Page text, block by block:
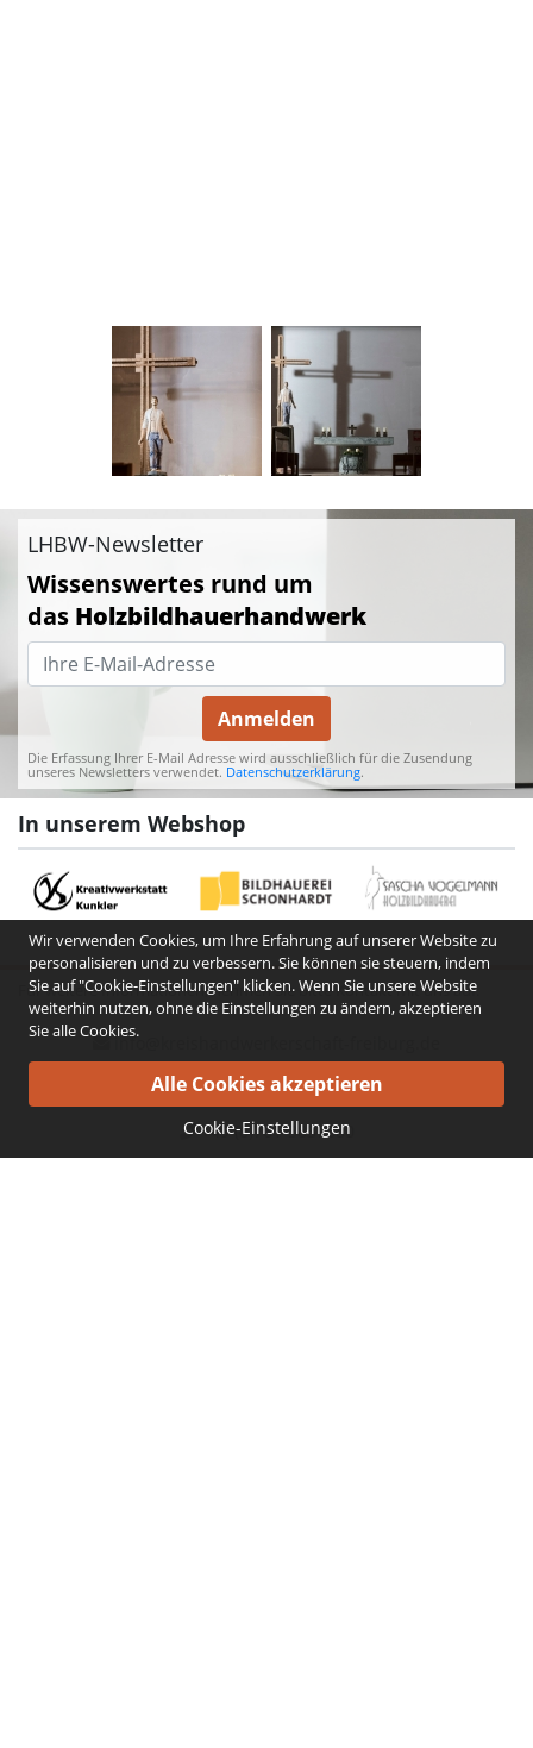
LHBW-Newsletter
Wissenswertes rund um
das Holzbildhauerhandwerk
Anmelden
Die Erfassung Ihrer E-Mail Adresse wird ausschließlich für die Zusendung
unseres Newsletters verwendet. Datenschutzerklärung.
In unserem Webshop
Für weitere Informationen, nehmen Sie bitte Kontakt mit uns auf.
info@kreishandwerkerschaft-freiburg.de
FAQ
+49 (0)761-3837680
Wir verwenden Cookies, um Ihre Erfahrung auf unserer Website zu
personalisieren und zu verbessern. Sie können sie steuern, indem
Sie auf "Cookie-Einstellungen" klicken. Wenn Sie unsere Website
weiterhin nutzen, ohne die Einstellungen zu ändern, akzeptieren
Sie alle Cookies.
Cookie-Einstellungen